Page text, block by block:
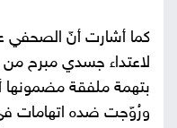
كما أشارت أنّ الصحفي
بتهمة ملفقة مضمونها
ورُوّجت ضده اتهامات